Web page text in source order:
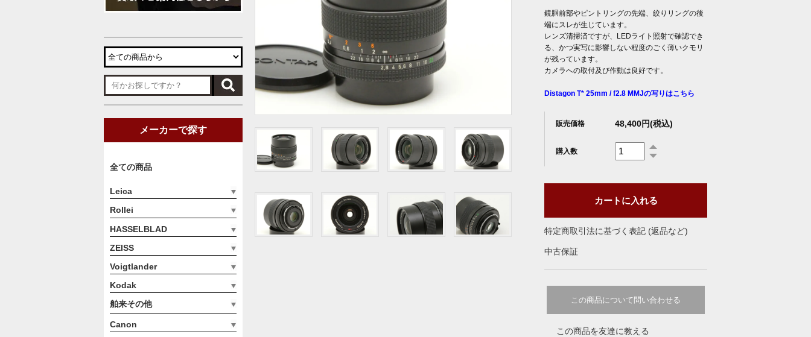
メーカーで探す
全ての商品
Leica
Rollei
HASSELBLAD
ZEISS
Voigtlander
Kodak
舶来その他
Canon
鏡胴前部やピントリングの先端、絞りリングの後
端にスレが生じています。
レンズ清掃済ですが、LEDライト照射で確認でき
る、かつ実写に影響しない程度のごく薄いクモリ
が残っています。
カメラへの取付及び作動は良好です。
Distagon T* 25mm / f2.8 MMJの写りはこちら
販売価格 48,400円(税込)
購入数
特定商取引法に基づく表記 (返品など)
中古保証
この商品について問い合わせる
この商品を友達に教える